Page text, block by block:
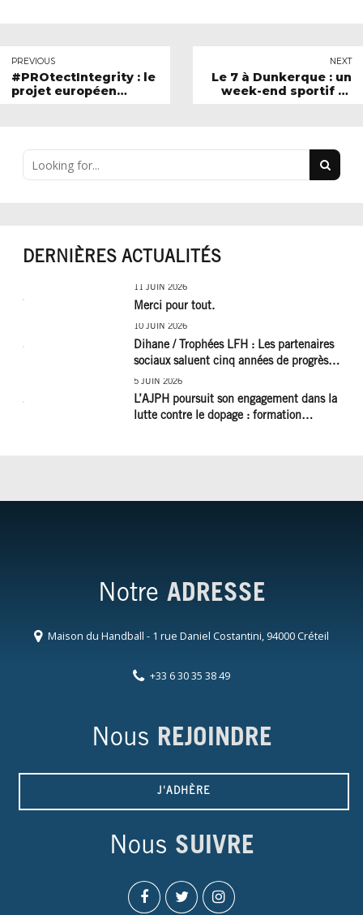
PREVIOUS
#PROtectIntegrity : le
projet européen
NEXT
Le 7 à Dunkerque : un
week-end sportif et
DERNIÈRES ACTUALITÉS
11 JUIN 2026
Merci pour tout.
10 JUIN 2026
Dihane / Trophées LFH : Les partenaires
sociaux saluent cinq années de progrès
social et les efforts à poursuivre !
5 JUIN 2026
L’AJPH poursuit son engagement dans la
lutte contre le dopage : formation
Notre ADRESSE
Maison du Handball - 1 rue Daniel Costantini, 94000 Créteil
+33 6 30 35 38 49
Nous REJOINDRE
J'ADHÈRE
Nous SUIVRE